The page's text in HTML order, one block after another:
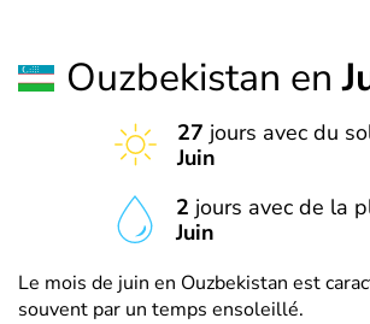
Ouzbekistan en
27 jours avec du
Juin
2 jours avec de la
Juin
Le mois de juin en Ouzbekistan est
souvent par un temps ensoleillé.